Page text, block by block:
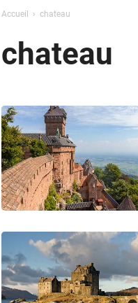
Accueil chateau
chateau